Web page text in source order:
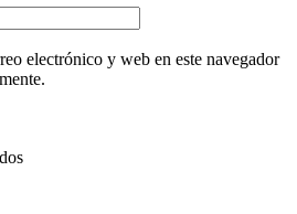
electrónico y web en este navegador